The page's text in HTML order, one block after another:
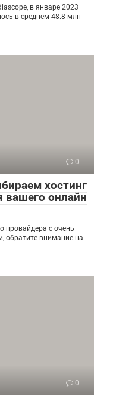
в январе 2023
в среднем 48.8 млн
0
хостинг
вашего онлайн
провайдера с очень
обратите внимание на
0